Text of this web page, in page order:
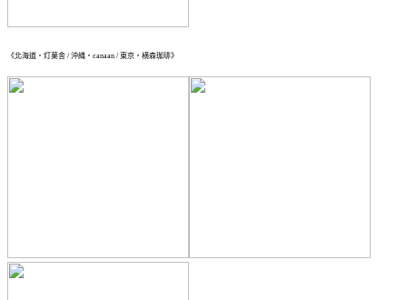
《北海道・灯菓舎 / 沖縄・canaan / 東京・横森珈琲》